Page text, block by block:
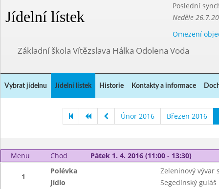
Jídelní lístek
Poslední
Neděle
Omezení
Základní škola Vítězslava Hálka Odolena Voda
Vybrat jídelnu Jídelní lístek Historie Kontakty a informace
Únor 2016 Březen 2016
Menu Chod Pátek 1. 4. 2016 (11:00 - 13:30)
1
Polévka
Zeleninový vývar
Jídlo
Segedínský guláš